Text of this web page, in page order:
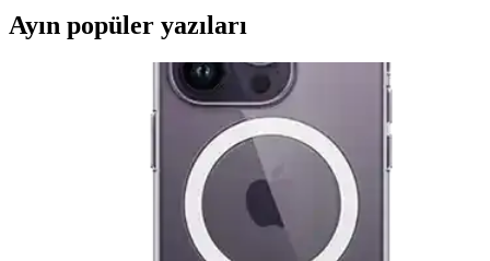
Ayın popüler yazıları